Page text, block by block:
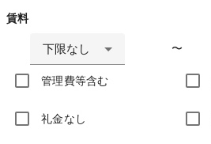
賃料
下限なし 〜
管理費等含む
礼金なし